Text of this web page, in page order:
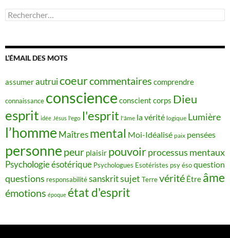
Rechercher :
L’ÉMAIL DES MOTS
assumerautruicoeurcommentaires comprendre
connaissance conscience conscient corps Dieu
esprit idée Jésus l'ego l'esprit l'âme la vérité logique Lumière
l’homme Maîtres mental Moi-Idéalisé paix pensées
personne peur plaisir pouvoirprocessus mentaux
Psychologie ésotérique Psychologues Esotéristes psy ésoquestion
questions responsabilitésanskritsujet Terrevérité Être âme
émotions époque état d'esprit